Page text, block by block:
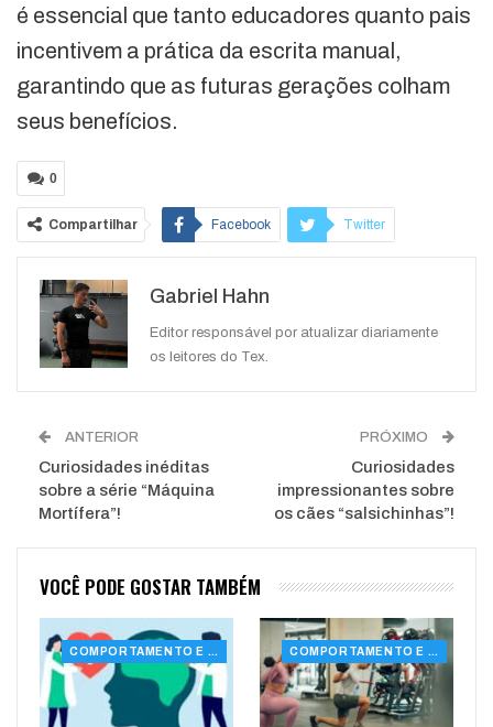
é essencial que tanto educadores quanto pais
incentivem a prática da escrita manual,
garantindo que as futuras gerações colham
seus benefícios.
0
Compartilhar Facebook Twitter
WhatsApp
Gabriel Hahn
Editor responsável por atualizar diariamente
os leitores do Tex.
ANTERIOR
Curiosidades inéditas
sobre a série “Máquina
Mortífera”!
PRÓXIMO
Curiosidades
impressionantes sobre
os cães “salsichinhas”!
VOCÊ PODE GOSTAR TAMBÉM
COMPORTAMENTO E SAÚDE COMPORTAMENTO E SAÚDE